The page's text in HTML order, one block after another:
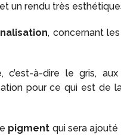
un rendu très
, concernant
à-dire le gris,
pour ce qui est de
pigment qui sera